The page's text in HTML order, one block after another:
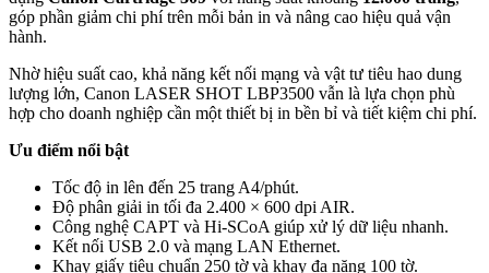
góp phần giảm chi phí trên mỗi bản in và nâng cao hiệu quả vận
hành.
Nhờ hiệu suất cao, khả năng kết nối mạng và vật tư tiêu hao dung
lượng lớn, Canon LASER SHOT LBP3500 vẫn là lựa chọn phù
hợp cho doanh nghiệp cần một thiết bị in bền bỉ và tiết kiệm chi phí.
Ưu điểm nổi bật
Tốc độ in lên đến 25 trang A4/phút.
Độ phân giải in tối đa 2.400 × 600 dpi AIR.
Công nghệ CAPT và Hi-SCoA giúp xử lý dữ liệu nhanh.
Kết nối USB 2.0 và mạng LAN Ethernet.
Khay giấy tiêu chuẩn 250 tờ và khay đa năng 100 tờ.